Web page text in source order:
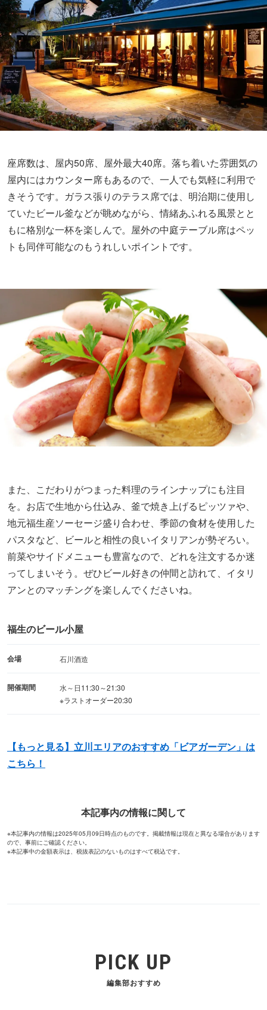
座席数は、屋内50席、屋外最大40席。落ち着いた雰囲気の
屋内にはカウンター席もあるので、一人でも気軽に利用で
きそうです。ガラス張りのテラス席では、明治期に使用し
ていたビール釜などが眺めながら、情緒あふれる風景とと
もに格別な一杯を楽しんで。屋外の中庭テーブル席はペッ
トも同伴可能なのもうれしいポイントです。
また、こだわりがつまった料理のラインナップにも注目
を。お店で生地から仕込み、釜で焼き上げるピッツァや、
地元福生産ソーセージ盛り合わせ、季節の食材を使用した
パスタなど、ビールと相性の良いイタリアンが勢ぞろい。
前菜やサイドメニューも豊富なので、どれを注文するか迷
ってしまいそう。ぜひビール好きの仲間と訪れて、イタリ
アンとのマッチングを楽しんでくださいね。
福生のビール小屋
会場 石川酒造
開催期間 水～日11:30～21:30
※ラストオーダー20:30
【もっと見る】立川エリアのおすすめ「ビアガーデン」は
こちら！
本記事内の情報に関して
※本記事内の情報は2025年05月09日時点のものです。掲載情報は現在と異なる場合があります
ので、事前にご確認ください。
※本記事中の金額表示は、税抜表記のないものはすべて税込です。
PICK UP
編集部おすすめ